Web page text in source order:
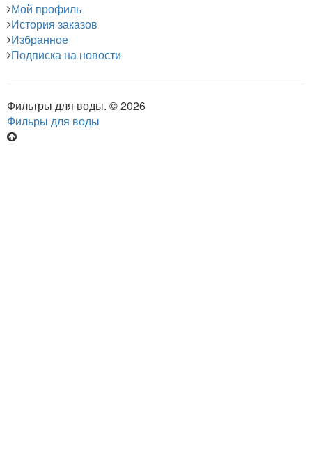
Мой профиль
История заказов
Избранное
Подписка на новости
Фильтры для воды. © 2026
Фильры для воды